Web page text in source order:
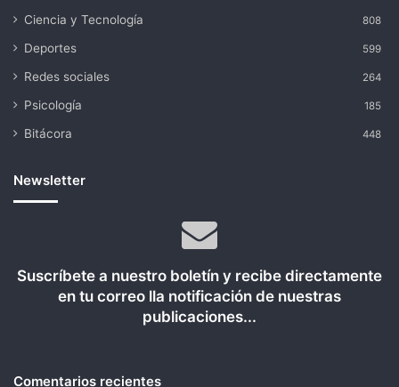
Ciencia y Tecnología 808
Deportes 599
Redes sociales 264
Psicología 185
Bitácora 448
Newsletter
Suscríbete a nuestro boletín y recibe directamente
en tu correo lla notificación de nuestras
publicaciones...
Comentarios recientes